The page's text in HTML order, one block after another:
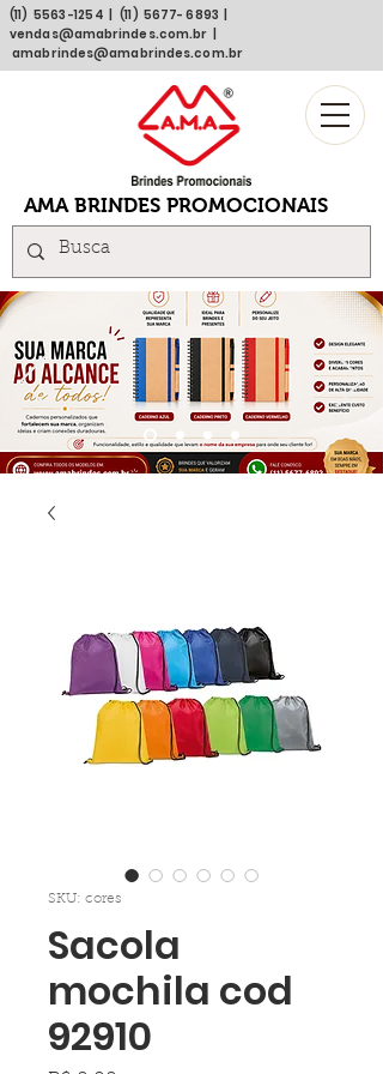
(11) 5563 -1254 | (11) 5677- 6893
vendas@amabrindes.com.br
amabrindes@amabrindes.com.br
AMA BRINDES PROMOCIONAIS
SKU: cores
Sacola
mochila cod
92910